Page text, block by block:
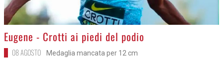
>
Eugene - Crotti ai piedi del podio
08 AGOSTO Medaglia mancata per 12 cm